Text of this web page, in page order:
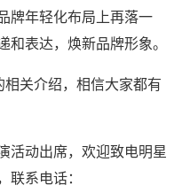
牌年轻化布局上再落一
表达，焕新品牌形象。
相关介绍，相信大家都有
活动出席，欢迎致电明星
系电话：